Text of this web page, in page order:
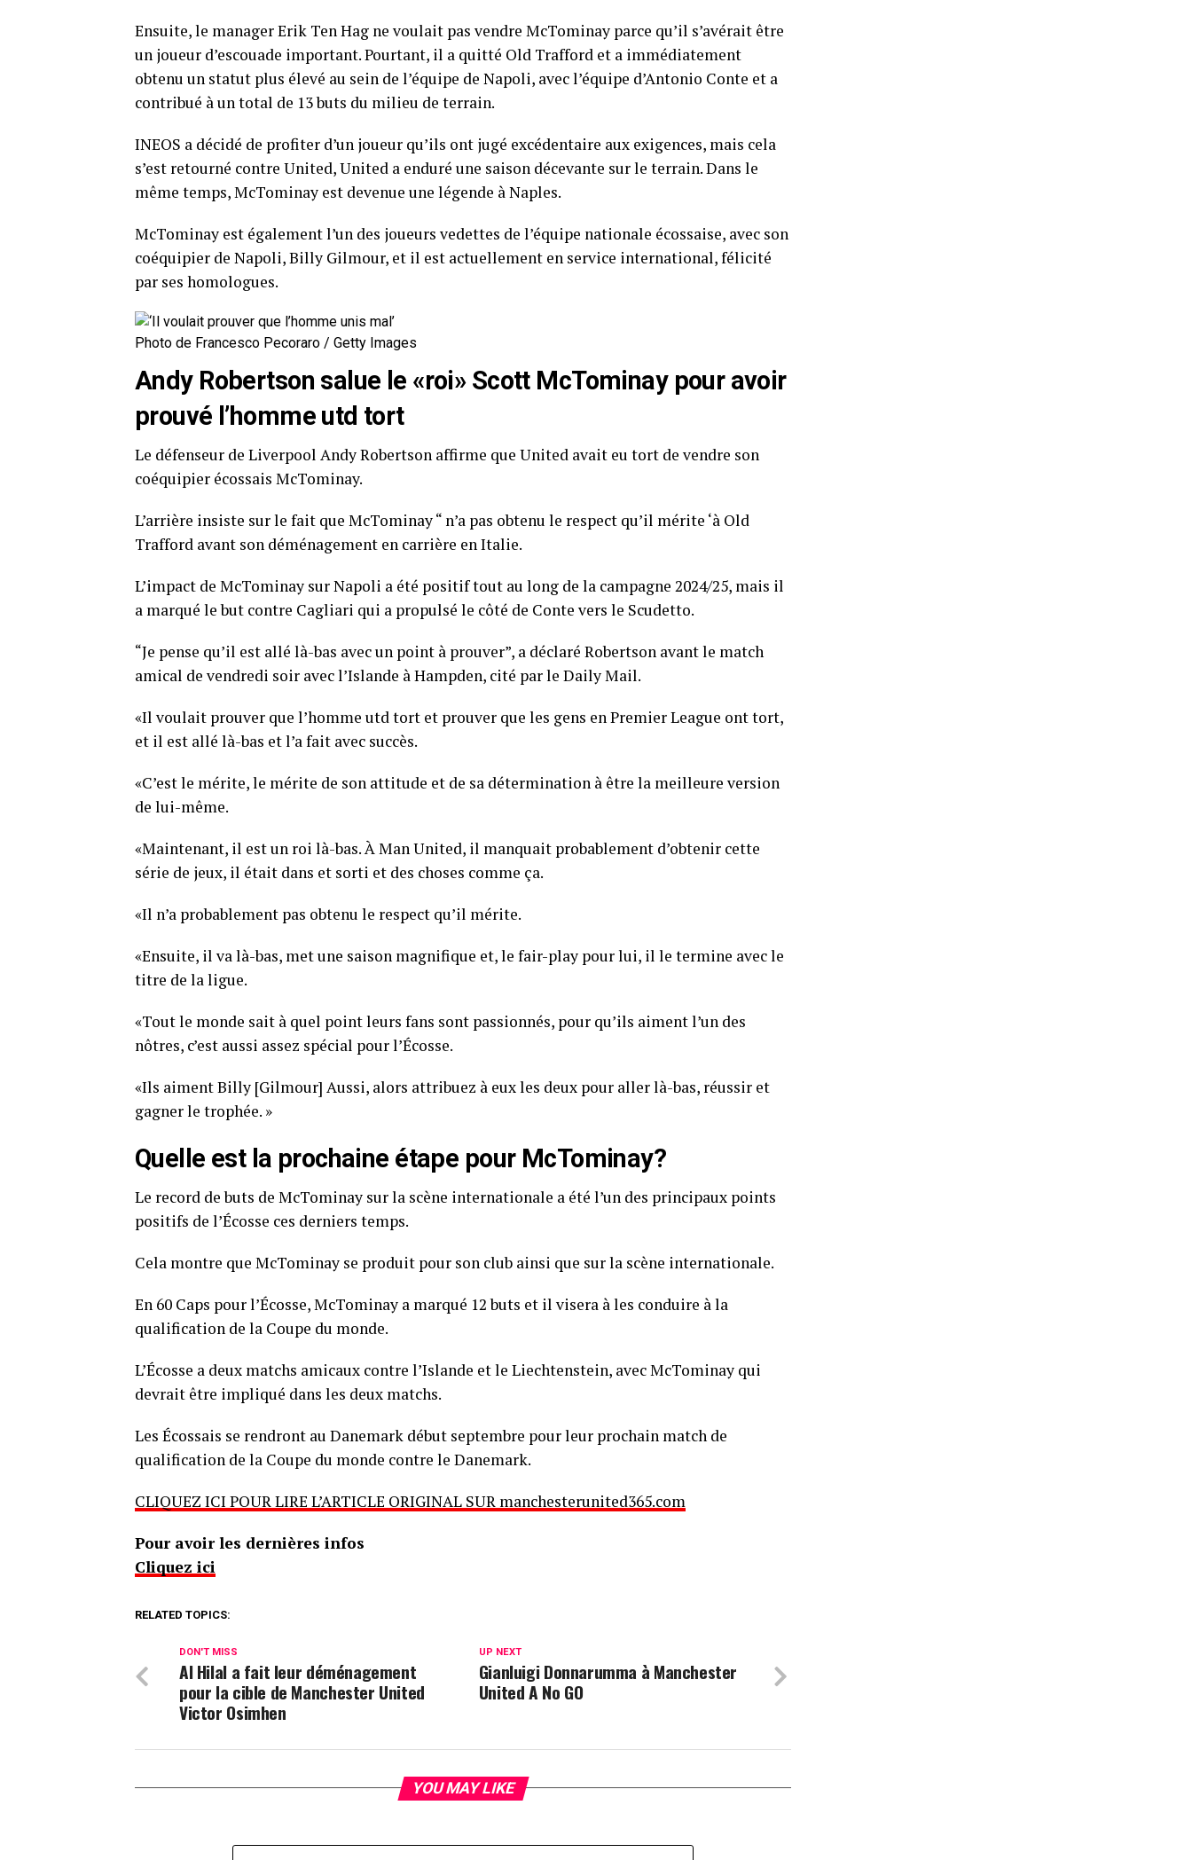
Ensuite, le manager Erik Ten Hag ne voulait pas vendre McTominay parce qu’il s’avérait être
un joueur d’escouade important. Pourtant, il a quitté Old Trafford et a immédiatement
obtenu un statut plus élevé au sein de l’équipe de Napoli, avec l’équipe d’Antonio Conte et a
contribué à un total de 13 buts du milieu de terrain.
INEOS a décidé de profiter d’un joueur qu’ils ont jugé excédentaire aux exigences, mais cela
s’est retourné contre United, United a enduré une saison décevante sur le terrain. Dans le
même temps, McTominay est devenue une légende à Naples.
McTominay est également l’un des joueurs vedettes de l’équipe nationale écossaise, avec son
coéquipier de Napoli, Billy Gilmour, et il est actuellement en service international, félicité
par ses homologues.
Photo de Francesco Pecoraro / Getty Images
Andy Robertson salue le «roi» Scott McTominay pour avoir
prouvé l’homme utd tort
Le défenseur de Liverpool Andy Robertson affirme que United avait eu tort de vendre son
coéquipier écossais McTominay.
L’arrière insiste sur le fait que McTominay “ n’a pas obtenu le respect qu’il mérite ‘à Old
Trafford avant son déménagement en carrière en Italie.
L’impact de McTominay sur Napoli a été positif tout au long de la campagne 2024/25, mais il
a marqué le but contre Cagliari qui a propulsé le côté de Conte vers le Scudetto.
“Je pense qu’il est allé là-bas avec un point à prouver”, a déclaré Robertson avant le match
amical de vendredi soir avec l’Islande à Hampden, cité par le Daily Mail.
«Il voulait prouver que l’homme utd tort et prouver que les gens en Premier League ont tort,
et il est allé là-bas et l’a fait avec succès.
«C’est le mérite, le mérite de son attitude et de sa détermination à être la meilleure version
de lui-même.
«Maintenant, il est un roi là-bas. À Man United, il manquait probablement d’obtenir cette
série de jeux, il était dans et sorti et des choses comme ça.
«Il n’a probablement pas obtenu le respect qu’il mérite.
«Ensuite, il va là-bas, met une saison magnifique et, le fair-play pour lui, il le termine avec le
titre de la ligue.
«Tout le monde sait à quel point leurs fans sont passionnés, pour qu’ils aiment l’un des
nôtres, c’est aussi assez spécial pour l’Écosse.
«Ils aiment Billy [Gilmour] Aussi, alors attribuez à eux les deux pour aller là-bas, réussir et
gagner le trophée. »
Quelle est la prochaine étape pour McTominay?
Le record de buts de McTominay sur la scène internationale a été l’un des principaux points
positifs de l’Écosse ces derniers temps.
Cela montre que McTominay se produit pour son club ainsi que sur la scène internationale.
En 60 Caps pour l’Écosse, McTominay a marqué 12 buts et il visera à les conduire à la
qualification de la Coupe du monde.
L’Écosse a deux matchs amicaux contre l’Islande et le Liechtenstein, avec McTominay qui
devrait être impliqué dans les deux matchs.
Les Écossais se rendront au Danemark début septembre pour leur prochain match de
qualification de la Coupe du monde contre le Danemark.
CLIQUEZ ICI POUR LIRE L’ARTICLE ORIGINAL SUR manchesterunited365.com
Pour avoir les dernières infos
Cliquez ici
RELATED TOPICS:
UP NEXT
Gianluigi Donnarumma à Manchester
United A No GO
DON'T MISS
Al Hilal a fait leur déménagement
pour la cible de Manchester United
Victor Osimhen
YOU MAY LIKE